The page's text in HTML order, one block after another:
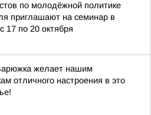
по молодёжной политике
приглашают на семинар в
17 по 20 октября
желает нашим
отличного настроения в это